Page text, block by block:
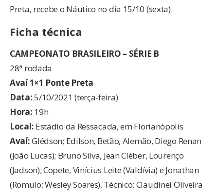
Preta, recebe o Náutico no dia 15/10 (sexta).
Ficha técnica
CAMPEONATO BRASILEIRO – SÉRIE B
28ª rodada
Avaí 1×1 Ponte Preta
Data:5/10/2021 (terça-feira)
Hora: 19h
Local: Estádio da Ressacada, em Florianópolis
Avaí:Glédson; Edilson, Betão, Alemão, Diego Renan
(João Lucas); Bruno Silva, Jean Cléber, Lourenço
(Jadson); Copete, Vinícius Leite (Valdívia) e Jonathan
(Romulo; Wesley Soares). Técnico: Claudinei Oliveira